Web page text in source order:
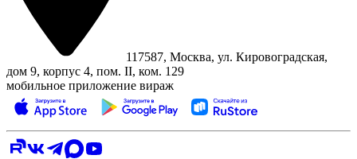
117587, Москва, ул. Кировоградская,
дом 9, корпус 4, пом. II, ком. 129
мобильное приложение вираж